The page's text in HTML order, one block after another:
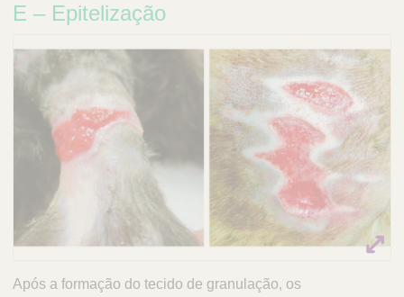
t
Q
u
i
c
k
F
n
d
g
l
E – Epitelização
Após a formação do tecido de granulação, os